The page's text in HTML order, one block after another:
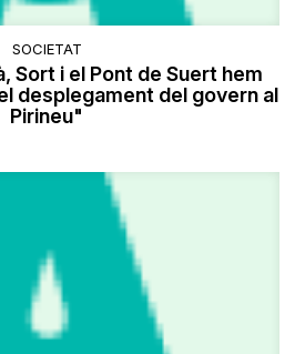
SOCIETAT
Sort i el Pont de Suert hem
desplegament del govern al
Pirineu"